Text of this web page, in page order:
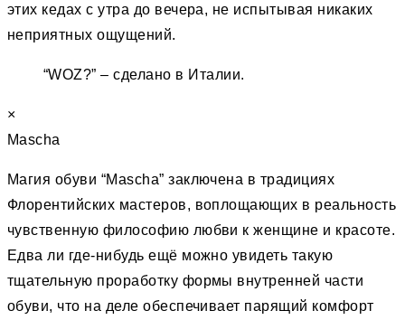
этих кедах с утра до вечера, не испытывая никаких
неприятных ощущений.
“WOZ?” – сделано в Италии.
×
Mascha
Магия обуви “Mascha” заключена в традициях
Флорентийских мастеров, воплощающих в реальность
чувственную философию любви к женщине и красоте.
Едва ли где-нибудь ещё можно увидеть такую
тщательную проработку формы внутренней части
обуви, что на деле обеспечивает парящий комфорт